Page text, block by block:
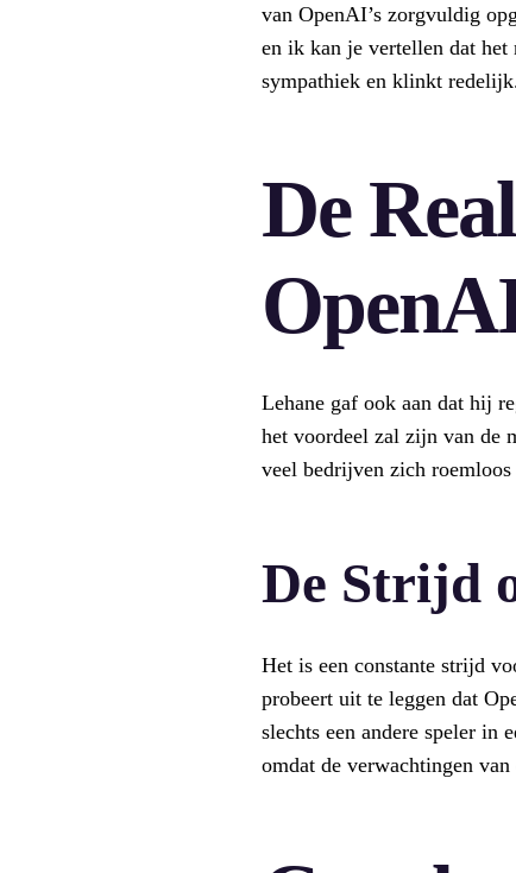
van OpenAI’s zorgvuldig
en ik kan je vertellen dat
sympathiek en klinkt
De
Lehane gaf ook aan dat hij
het voordeel zal zijn van de
veel bedrijven zich
De Strijd
Het is een constante strijd
probeert uit te leggen dat
slechts een andere speler
omdat de verwachtingen